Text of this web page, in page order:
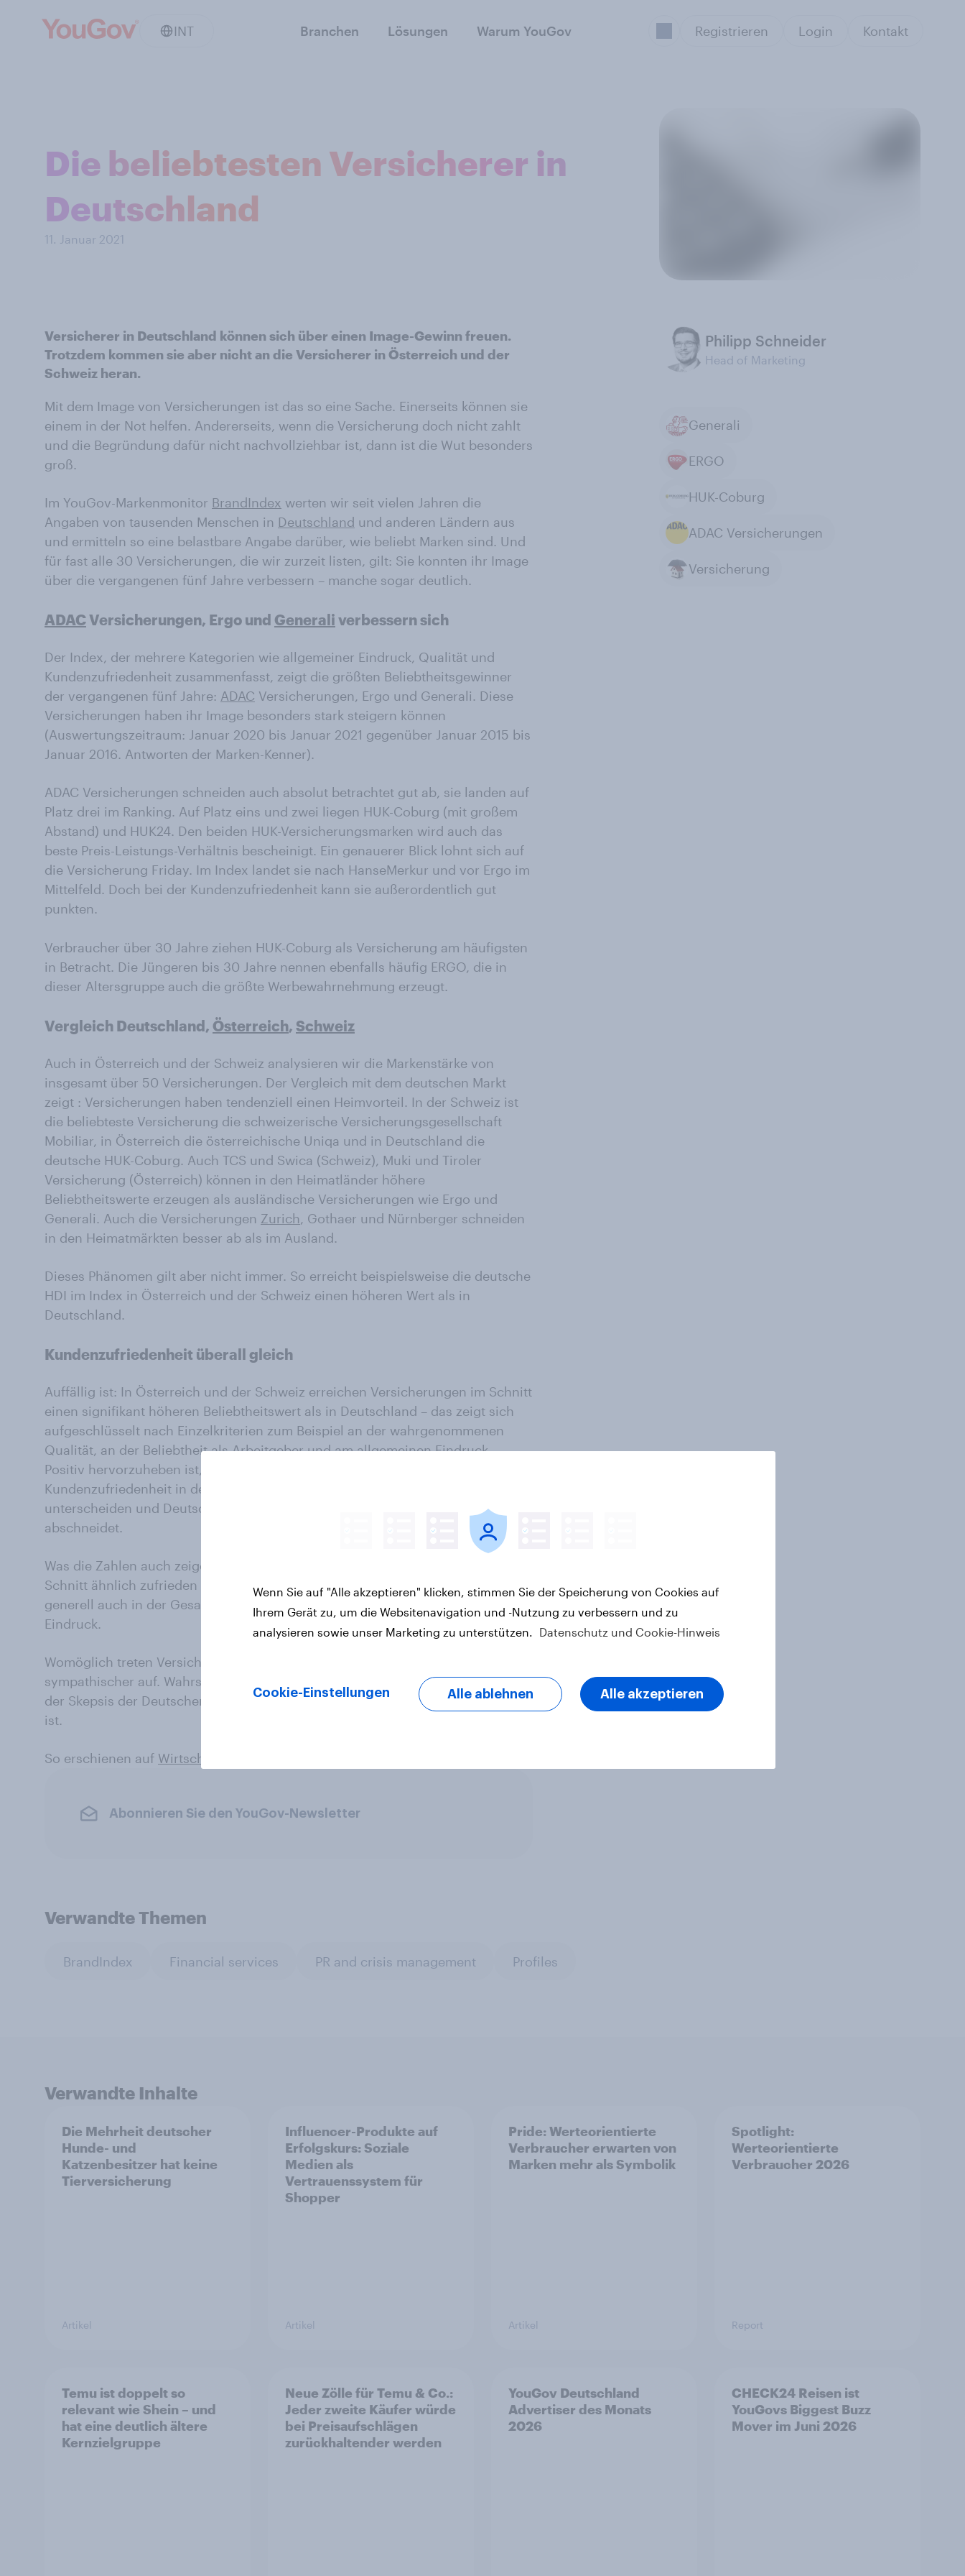
INT Branchen Lösungen Warum YouGov Registrieren Login Kontakt
Die beliebtesten Versicherer in
Deutschland
11. Januar 2021
Versicherer in Deutschland können sich über einen Image-Gewinn freuen.
Trotzdem kommen sie aber nicht an die Versicherer in Österreich und der
Schweiz heran.
Mit dem Image von Versicherungen ist das so eine Sache. Einerseits können sie
einem in der Not helfen. Andererseits, wenn die Versicherung doch nicht zahlt
und die Begründung dafür nicht nachvollziehbar ist, dann ist die Wut besonders
groß.
Im YouGov-Markenmonitor BrandIndex werten wir seit vielen Jahren die
Angaben von tausenden Menschen in Deutschland und anderen Ländern aus
und ermitteln so eine belastbare Angabe darüber, wie beliebt Marken sind. Und
für fast alle 30 Versicherungen, die wir zurzeit listen, gilt: Sie konnten ihr Image
über die vergangenen fünf Jahre verbessern – manche sogar deutlich.
ADACVersicherungen, Ergo und Generali verbessern sich
Der Index, der mehrere Kategorien wie allgemeiner Eindruck, Qualität und
Kundenzufriedenheit zusammenfasst, zeigt die größten Beliebtheitsgewinner
der vergangenen fünf Jahre: ADAC Versicherungen, Ergo und Generali. Diese
Versicherungen haben ihr Image besonders stark steigern können
(Auswertungszeitraum: Januar 2020 bis Januar 2021 gegenüber Januar 2015 bis
Januar 2016. Antworten der Marken-Kenner).
ADAC Versicherungen schneiden auch absolut betrachtet gut ab, sie landen auf
Platz drei im Ranking. Auf Platz eins und zwei liegen HUK-Coburg (mit großem
Abstand) und HUK24. Den beiden HUK-Versicherungsmarken wird auch das
beste Preis-Leistungs-Verhältnis bescheinigt. Ein genauerer Blick lohnt sich auf
die Versicherung Friday. Im Index landet sie nach HanseMerkur und vor Ergo im
Mittelfeld. Doch bei der Kundenzufriedenheit kann sie außerordentlich gut
punkten.
Verbraucher über 30 Jahre ziehen HUK-Coburg als Versicherung am häufigsten
in Betracht. Die Jüngeren bis 30 Jahre nennen ebenfalls häufig ERGO, die in
dieser Altersgruppe auch die größte Werbewahrnehmung erzeugt.
Vergleich Deutschland, Österreich, Schweiz
Auch in Österreich und der Schweiz analysieren wir die Markenstärke von
insgesamt über 50 Versicherungen. Der Vergleich mit dem deutschen Markt
zeigt : Versicherungen haben tendenziell einen Heimvorteil. In der Schweiz ist
die beliebteste Versicherung die schweizerische Versicherungsgesellschaft
Mobiliar, in Österreich die österreichische Uniqa und in Deutschland die
deutsche HUK-Coburg. Auch TCS und Swica (Schweiz), Muki und Tiroler
Versicherung (Österreich) können in den Heimatländer höhere
Beliebtheitswerte erzeugen als ausländische Versicherungen wie Ergo und
Generali. Auch die Versicherungen Zurich, Gothaer und Nürnberger schneiden
in den Heimatmärkten besser ab als im Ausland.
Dieses Phänomen gilt aber nicht immer. So erreicht beispielsweise die deutsche
HDI im Index in Österreich und der Schweiz einen höheren Wert als in
Deutschland.
Kundenzufriedenheit überall gleich
Auffällig ist: In Österreich und der Schweiz erreichen Versicherungen im Schnitt
einen signifikant höheren Beliebtheitswert als in Deutschland – das zeigt sich
aufgeschlüsselt nach Einzelkriterien zum Beispiel an der wahrgenommenen
Qualität, an der Beliebtheit als Arbeitgeber und am allgemeinen Eindruck.
Positiv hervorzuheben ist, dass sich die drei Länder der DACH-Region in Sachen
Kundenzufriedenheit in der Versicherungsbranche auf höherem Niveau kaum
unterscheiden und Deutschland hier sogar etwas besser als Österreich
abschneidet.
Was die Zahlen auch zeigen: Obwohl die Kunden mit den Versicherungen im
Schnitt ähnlich zufrieden sind, genießen sie in der Schweiz und in Österreich
generell auch in der Gesamtbevölkerung einen leicht besseren allgemeinen
Eindruck.
Womöglich treten Versicherungen in Österreich und der Schweiz etwas
sympathischer auf. Wahrscheinlicher ist allerdings, dass dieser Unterschied in
der Skepsis der Deutschen gegenüber Banken und Versicherungen begründet
ist.
So erschienen auf WirtschaftsWoche
Abonnieren Sie den YouGov-Newsletter
Philipp Schneider
Head of Marketing
Generali
ERGO
HUK-Coburg
ADAC Versicherungen
Versicherung
Verwandte Themen
BrandIndex Financial services PR and crisis management Profiles
Verwandte Inhalte
Die Mehrheit deutscher
Hunde- und
Katzenbesitzer hat keine
Tierversicherung
Artikel
Influencer-Produkte auf
Erfolgskurs: Soziale
Medien als
Vertrauenssystem für
Shopper
Artikel
Pride: Werteorientierte
Verbraucher erwarten von
Marken mehr als Symbolik
Artikel
Spotlight:
Werteorientierte
Verbraucher 2026
Report
Temu ist doppelt so
relevant wie Shein – und
hat eine deutlich ältere
Kernzielgruppe
Neue Zölle für Temu & Co.:
Jeder zweite Käufer würde
bei Preisaufschlägen
zurückhaltender werden
YouGov Deutschland
Advertiser des Monats
2026
CHECK24 Reisen ist
YouGovs Biggest Buzz
Mover im Juni 2026
Wenn Sie auf "Alle akzeptieren" klicken, stimmen Sie der Speicherung von Cookies auf
Ihrem Gerät zu, um die Websitenavigation und -Nutzung zu verbessern und zu
analysieren sowie unser Marketing zu unterstützen. Datenschutz und Cookie-Hinweis
Cookie-Einstellungen Alle ablehnen Alle akzeptieren